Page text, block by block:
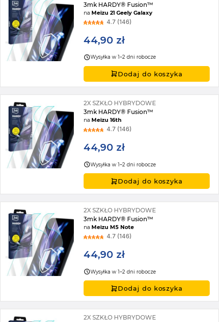
3mk HARDY® Fusion™
naMeizu 21 Geely Galaxy
4.7 (146)
44,90 zł
Wysyłka w 1–2 dni robocze
Dodaj do koszyka
2X SZKŁO HYBRYDOWE
3mk HARDY® Fusion™
naMeizu 16th
4.7 (146)
44,90 zł
Wysyłka w 1–2 dni robocze
Dodaj do koszyka
2X SZKŁO HYBRYDOWE
3mk HARDY® Fusion™
naMeizu M5 Note
4.7 (146)
44,90 zł
Wysyłka w 1–2 dni robocze
Dodaj do koszyka
2X SZKŁO HYBRYDOWE